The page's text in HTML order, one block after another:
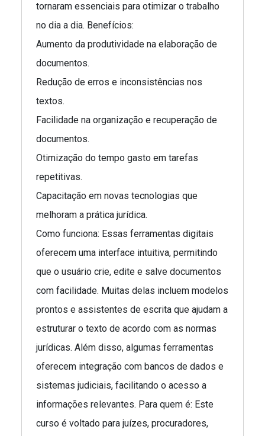
tornaram essenciais para otimizar o trabalho
no dia a dia. Benefícios:
Aumento da produtividade na elaboração de
documentos.
Redução de erros e inconsistências nos
textos.
Facilidade na organização e recuperação de
documentos.
Otimização do tempo gasto em tarefas
repetitivas.
Capacitação em novas tecnologias que
melhoram a prática jurídica.
Como funciona: Essas ferramentas digitais
oferecem uma interface intuitiva, permitindo
que o usuário crie, edite e salve documentos
com facilidade. Muitas delas incluem modelos
prontos e assistentes de escrita que ajudam a
estruturar o texto de acordo com as normas
jurídicas. Além disso, algumas ferramentas
oferecem integração com bancos de dados e
sistemas judiciais, facilitando o acesso a
informações relevantes. Para quem é: Este
curso é voltado para juízes, procuradores,